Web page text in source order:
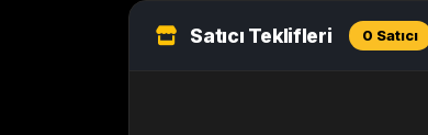
Satıcı Teklifleri 0 Satıcı